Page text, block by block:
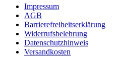
Impressum
AGB
Barrierefreiheitserklärung
Widerrufsbelehrung
Datenschutzhinweis
Versandkosten